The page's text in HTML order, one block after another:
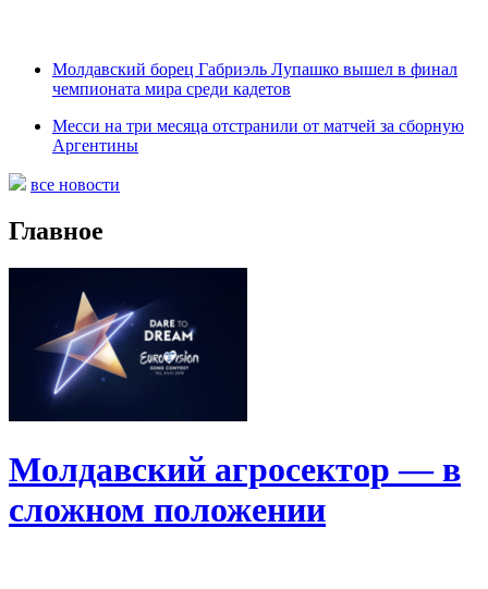
Молдавский борец Габриэль Лупашко вышел в финал
чемпионата мира среди кадетов
Месси на три месяца отстранили от матчей за сборную
Аргентины
все новости
Главное
Молдавский агросектор — в
сложном положении